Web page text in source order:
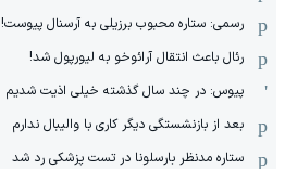
رسمی: ستاره محبوب برزیلی به آرسنال پیوست!
رئال باعث انتقال آرائوخو به لیورپول شد!
پیوس: در چند سال گذشته خیلی اذیت شدیم
بعد از بازنشستگی دیگر کاری با والیبال ندارم
ستاره مدنظر بارسلونا در تست پزشکی رد شد